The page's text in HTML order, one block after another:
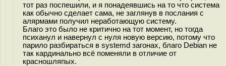
тот раз поспешили, и я понадеявшись на то что система
как обычно сделает сама, не заглянув в послания с
алярмами получил неработающую систему.
Благо это было не критично на тот момент, но тогда
психанул и навернул с нуля новую версию, потому что
парило разбираться в systemd загонах, благо Debian не
так кардинально всё поменяли в отличие от
красношляпых.